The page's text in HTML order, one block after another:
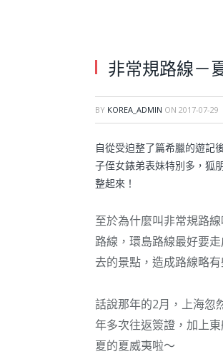
非常規路線－
BY KOREA_ADMIN ON 2017-07-29
自從受迫整了篇希臘的遊記
子侄女錶弟表妹特別多，狐
整起來！
至於為什麼叫非常規路
路線，環島路線最好要
去的景點，造成路線略
話說那年的2月，上海忽
年多次往返簽證，加上
夏的夏威夷啦～